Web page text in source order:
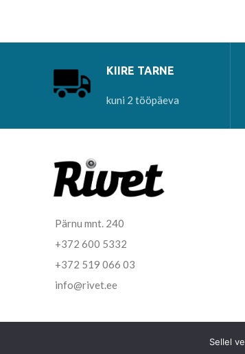
KIIRE TARNE
kuni 2 tööpäeva
Pärnu mnt. 240
+372 600 5332
+372 519 066 03
info@rivet.ee
Sellel